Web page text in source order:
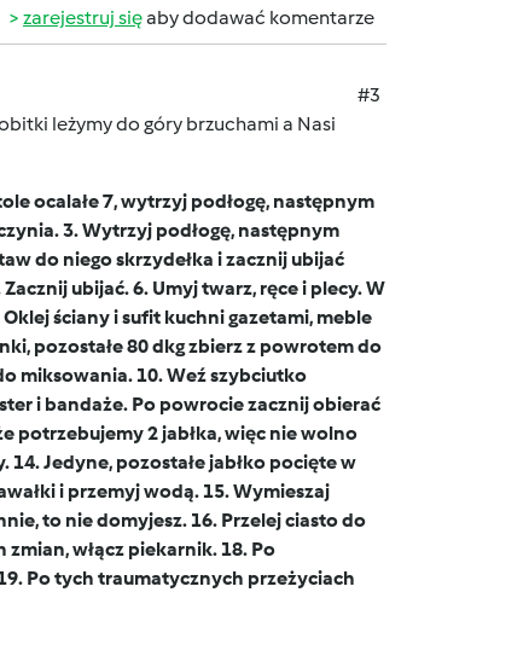
zarejestruj sięaby dodawać komentarze
#3
do góry brzuchami a Nasi
ocalałe 7, wytrzyj podłogę, następnym
3. Wytrzyj podłogę, następnym
do niego skrzydełka i zacznij ubijać
ubijać. 6. Umyj twarz, ręce i plecy. W
ściany i sufit kuchni gazetami, meble
pozostałe 80 dkg zbierz z powrotem do
miksowania. 10. Weź szybciutko
i bandaże. Po powrocie zacznij obierać
potrzebujemy 2 jabłka, więc nie wolno
Jedyne, pozostałe jabłko pocięte w
i przemyj wodą. 15. Wymieszaj
to nie domyjesz. 16. Przelej ciasto do
włącz piekarnik. 18. Po
Po tych traumatycznych przeżyciach